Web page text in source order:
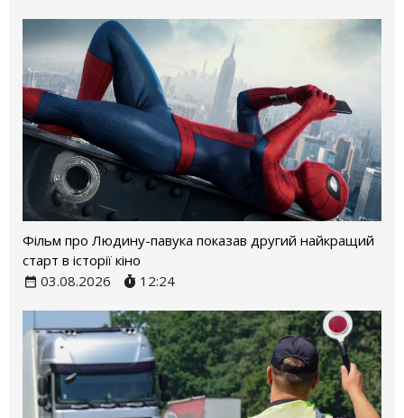
Фільм про Людину-павука показав другий найкращий
старт в історії кіно
03.08.2026
12:24